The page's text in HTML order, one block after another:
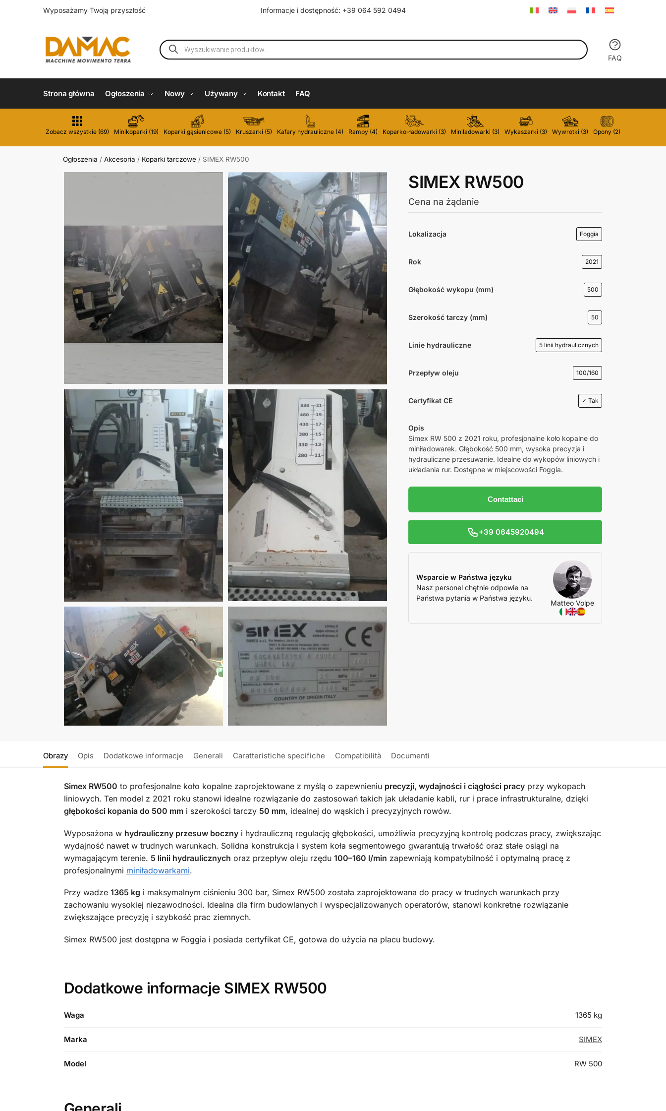
Wyposażamy Twoją przyszłość Informacje i dostępność: +39 064 592 0494
FAQ
Strona główna Ogłoszenia Nowy Używany Kontakt FAQ
Zobacz wszystkie (69) Minikoparki (19) Koparki gąsienicowe (5) Kruszarki (5) Kafary hydrauliczne (4) Rampy (4) Koparko-ładowarki (3) Miniładowarki (3) Wykaszarki (3) Wywrotki (3) Opony (2)
Ogłoszenia /Akcesoria / Koparki tarczowe / SIMEX RW500
SIMEX RW500
Cena na żądanie
Lokalizacja Foggia
Rok 2021
Głębokość wykopu (mm) 500
Szerokość tarczy (mm) 50
Linie hydrauliczne 5 linii hydraulicznych
Przepływ oleju 100/160
Certyfikat CE ✓ Tak
Opis
Simex RW 500 z 2021 roku, profesjonalne koło kopalne do
miniładowarek. Głębokość 500 mm, wysoka precyzja i
hydrauliczne przesuwanie. Idealne do wykopów liniowych i
układania rur. Dostępne w miejscowości Foggia.
Contattaci
+39 0645920494
Wsparcie w Państwa języku
Nasz personel chętnie odpowie na
Państwa pytania w Państwa języku.
Matteo Volpe
Obrazy Opis Dodatkowe informacje Generali Caratteristiche specifiche Compatibilità Documenti
Simex RW500 to profesjonalne koło kopalne zaprojektowane z myślą o zapewnieniu precyzji, wydajności i ciągłości pracyprzy wykopach
liniowych. Ten model z 2021 roku stanowi idealne rozwiązanie do zastosowań takich jak układanie kabli, rur i prace infrastrukturalne, dzięki
głębokości kopania do 500 mmi szerokości tarczy 50 mm, idealnej do wąskich i precyzyjnych rowów.
Wyposażona w hydrauliczny przesuw bocznyi hydrauliczną regulację głębokości, umożliwia precyzyjną kontrolę podczas pracy, zwiększając
wydajność nawet w trudnych warunkach. Solidna konstrukcja i system koła segmentowego gwarantują trwałość oraz stałe osiągi na
wymagającym terenie. 5 linii hydraulicznych oraz przepływ oleju rzędu 100–160 l/min zapewniają kompatybilność i optymalną pracę z
profesjonalnymi miniładowarkami.
Przy wadze 1365 kg i maksymalnym ciśnieniu 300 bar, Simex RW500 została zaprojektowana do pracy w trudnych warunkach przy
zachowaniu wysokiej niezawodności. Idealna dla firm budowlanych i wyspecjalizowanych operatorów, stanowi konkretne rozwiązanie
zwiększające precyzję i szybkość prac ziemnych.
Simex RW500 jest dostępna w Foggia i posiada certyfikat CE, gotowa do użycia na placu budowy.
Dodatkowe informacje SIMEX RW500
Waga 1365 kg
Marka SIMEX
Model RW 500